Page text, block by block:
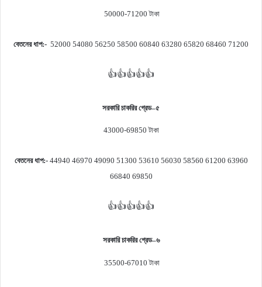
50000-71200টাকা
বেতনের ধাপ:- 52000 54080 56250 58500 60840 63280 65820 68460 71200
👍👍👍👍👍
সরকারি চাকরির গ্রেড–৫
43000-69850টাকা
বেতনের ধাপ:-44940 46970 49090 51300 53610 56030 58560 61200 63960
66840 69850
👍👍👍👍👍
সরকারি চাকরির গ্রেড–৬
35500-67010টাকা